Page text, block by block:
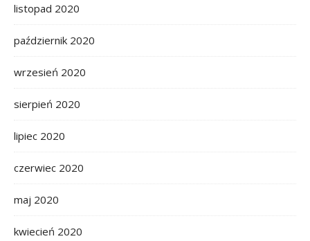
listopad 2020
październik 2020
wrzesień 2020
sierpień 2020
lipiec 2020
czerwiec 2020
maj 2020
kwiecień 2020